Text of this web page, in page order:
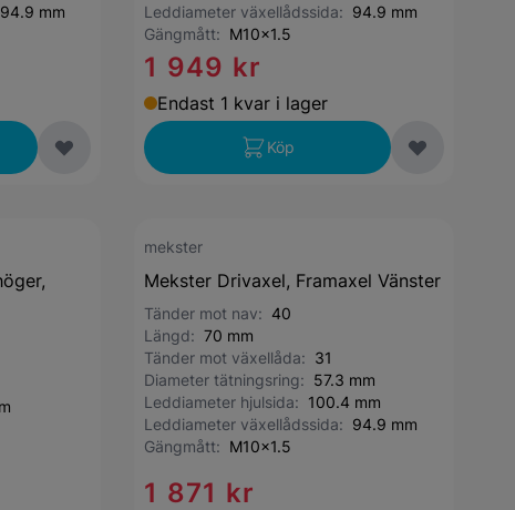
94.9 mm
Leddiameter växellådssida: 94.9 mm
Gängmått: M10x1.5
1 949 kr
Endast 1 kvar i lager
Köp
mekster
Mekster Drivaxel, Framaxel Vänster
Tänder mot nav: 40
Längd:70 mm
Tänder mot växellåda: 31
Diameter tätningsring: 57.3 mm
Leddiameter hjulsida: 100.4 mm
Leddiameter växellådssida: 94.9 mm
Gängmått: M10x1.5
1 871 kr